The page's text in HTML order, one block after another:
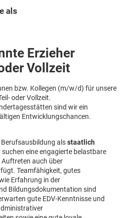
als
Erzieher
Vollzeit
bzw. Kollegen (m/w/d) für unsere
oder Vollzeit.
sind wir ein
Entwicklungschancen.
Berufsausbildung alsstaatlich
suchen eine engagierte belastbare
Auftreten auch über
Teamfähigkeit, gutes
Erfahrung in der
Bildungsdokumentation sind
gute EDV-Kenntnisse und
anzeigen